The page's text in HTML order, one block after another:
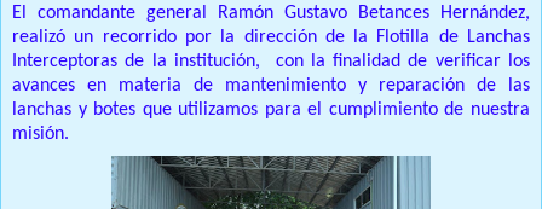
El comandante general Ramón Gustavo Betances Hernández,
realizó un recorrido por la dirección de la Flotilla de Lanchas
Interceptoras de la institución, con la finalidad de verificar los
avances en materia de mantenimiento y reparación de las
lanchas y botes que utilizamos para el cumplimiento de nuestra
misión.